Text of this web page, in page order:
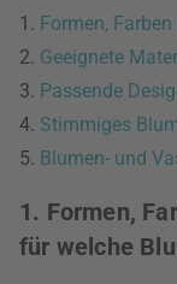
1. Formen,
2. Geeignete
3. Passende
4. Stimmiges
5. Blumen- und
1. Formen,
für welche